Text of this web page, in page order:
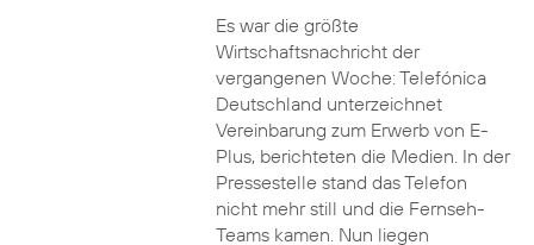
Es war die größte
Wirtschaftsnachricht der
vergangenen Woche: Telefónica
Deutschland unterzeichnet
Vereinbarung zum Erwerb von E-
Plus, berichteten die Medien. In der
Pressestelle stand das Telefon
nicht mehr still und die Fernseh-
Teams kamen. Nun liegen